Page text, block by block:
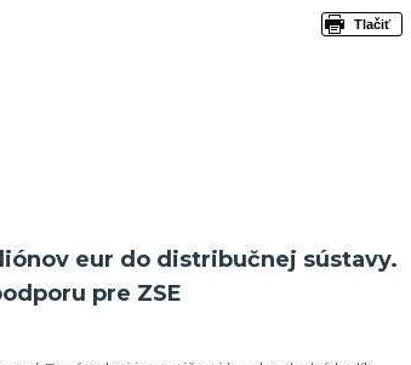
Tlačiť
eur do distribučnej sústavy.
pre ZSE